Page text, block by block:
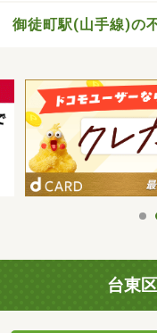
御徒町駅(山手線)の
台東